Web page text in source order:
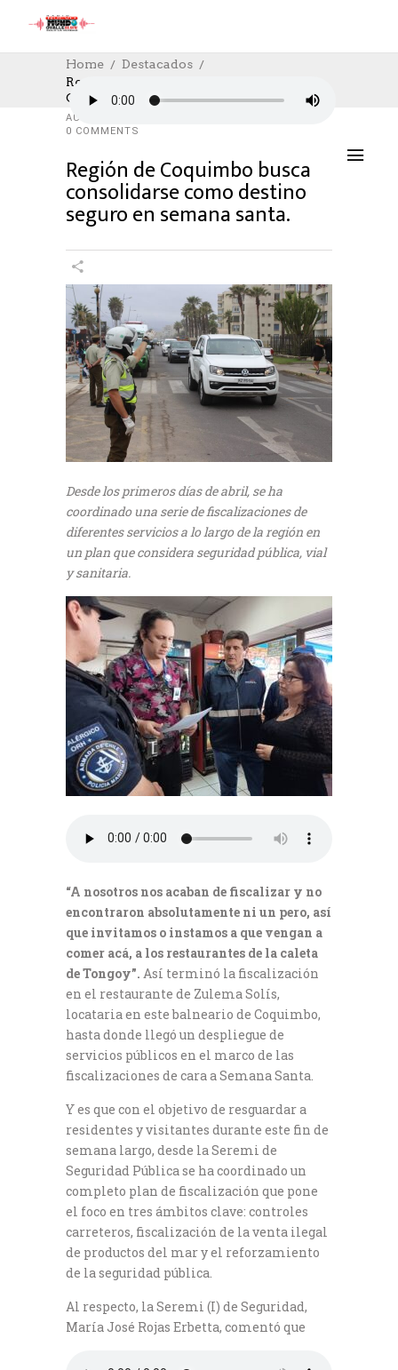
Home
Destacados
Región De Coquimbo Busca Consolidarse
Como Destino Seguro En Semana Santa.
DESTACADOS SOCIAL
17/04/2025
AUTHOR: HECTOR
0 COMMENTS
Región de Coquimbo busca
consolidarse como destino
seguro en semana santa.
Desde los primeros días de abril, se ha
coordinado una serie de fiscalizaciones de
diferentes servicios a lo largo de la región en
un plan que considera seguridad pública, vial
y sanitaria.
“A nosotros nos acaban de fiscalizar y no
encontraron absolutamente ni un pero, así
que invitamos o instamos a que vengan a
comer acá, a los restaurantes de la caleta
de Tongoy”. Así terminó la fiscalización
en el restaurante de Zulema Solís,
locataria en este balneario de Coquimbo,
hasta donde llegó un despliegue de
servicios públicos en el marco de las
fiscalizaciones de cara a Semana Santa.
Y es que con el objetivo de resguardar a
residentes y visitantes durante este fin de
semana largo, desde la Seremi de
Seguridad Pública se ha coordinado un
completo plan de fiscalización que pone
el foco en tres ámbitos clave: controles
carreteros, fiscalización de la venta ilegal
de productos del mar y el reforzamiento
de la seguridad pública.
Al respecto, la Seremi (I) de Seguridad,
María José Rojas Erbetta, comentó que